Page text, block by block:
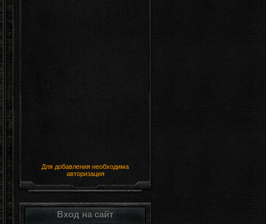
Для добавления необходима
авторизация
Вход на сайт